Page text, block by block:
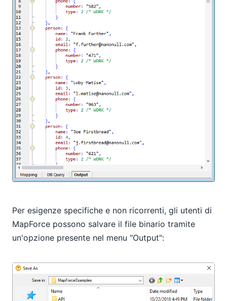
Per esigenze specifiche e non ricorrenti, gli utenti di
MapForce possono salvare il file binario tramite
un'opzione presente nel menu "Output":